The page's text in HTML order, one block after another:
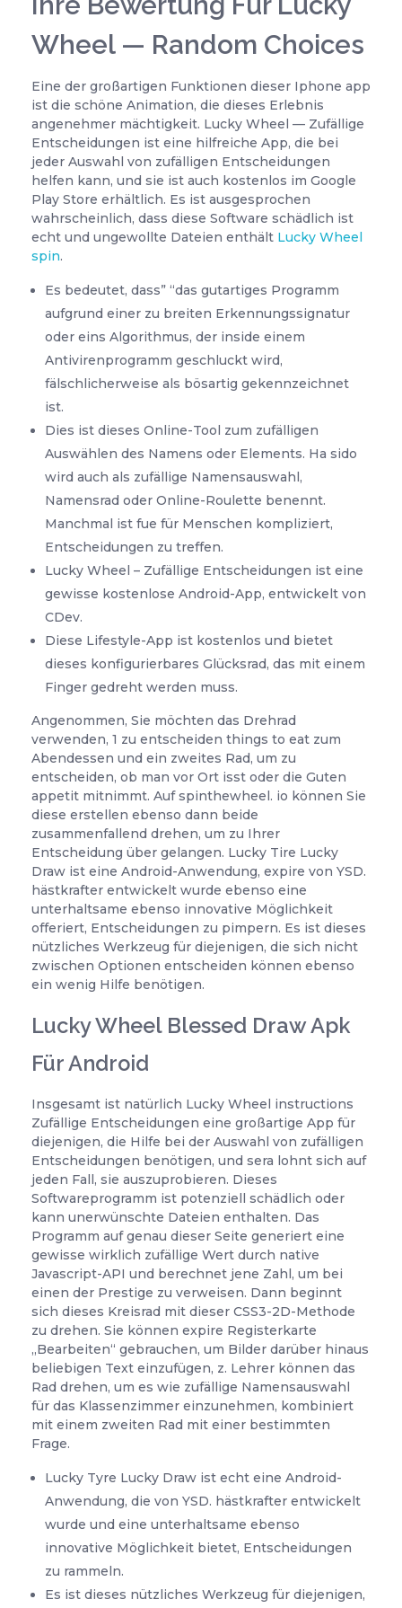
Wheel — Random Choices
Eine der großartigen Funktionen dieser Iphone app
ist die schöne Animation, die dieses Erlebnis
angenehmer mächtigkeit. Lucky Wheel — Zufällige
Entscheidungen ist eine hilfreiche App, die bei
jeder Auswahl von zufälligen Entscheidungen
helfen kann, und sie ist auch kostenlos im Google
Play Store erhältlich. Es ist ausgesprochen
wahrscheinlich, dass diese Software schädlich ist
echt und ungewollte Dateien enthält Lucky Wheel
spin.
Es bedeutet, dass” “das gutartiges Programm
aufgrund einer zu breiten Erkennungssignatur
oder eins Algorithmus, der inside einem
Antivirenprogramm geschluckt wird,
fälschlicherweise als bösartig gekennzeichnet
ist.
Dies ist dieses Online-Tool zum zufälligen
Auswählen des Namens oder Elements. Ha sido
wird auch als zufällige Namensauswahl,
Namensrad oder Online-Roulette benennt.
Manchmal ist fue für Menschen kompliziert,
Entscheidungen zu treffen.
Lucky Wheel – Zufällige Entscheidungen ist eine
gewisse kostenlose Android-App, entwickelt von
CDev.
Diese Lifestyle-App ist kostenlos und bietet
dieses konfigurierbares Glücksrad, das mit einem
Finger gedreht werden muss.
Angenommen, Sie möchten das Drehrad
verwenden, 1 zu entscheiden things to eat zum
Abendessen und ein zweites Rad, um zu
entscheiden, ob man vor Ort isst oder die Guten
appetit mitnimmt. Auf spinthewheel. io können Sie
diese erstellen ebenso dann beide
zusammenfallend drehen, um zu Ihrer
Entscheidung über gelangen. Lucky Tire Lucky
Draw ist eine Android-Anwendung, expire von YSD.
hästkrafter entwickelt wurde ebenso eine
unterhaltsame ebenso innovative Möglichkeit
offeriert, Entscheidungen zu pimpern. Es ist dieses
nützliches Werkzeug für diejenigen, die sich nicht
zwischen Optionen entscheiden können ebenso
ein wenig Hilfe benötigen.
Lucky Wheel Blessed Draw Apk
Für Android
Insgesamt ist natürlich Lucky Wheel instructions
Zufällige Entscheidungen eine großartige App für
diejenigen, die Hilfe bei der Auswahl von zufälligen
Entscheidungen benötigen, und sera lohnt sich auf
jeden Fall, sie auszuprobieren. Dieses
Softwareprogramm ist potenziell schädlich oder
kann unerwünschte Dateien enthalten. Das
Programm auf genau dieser Seite generiert eine
gewisse wirklich zufällige Wert durch native
Javascript-API und berechnet jene Zahl, um bei
einen der Prestige zu verweisen. Dann beginnt
sich dieses Kreisrad mit dieser CSS3-2D-Methode
zu drehen. Sie können expire Registerkarte
„Bearbeiten“ gebrauchen, um Bilder darüber hinaus
beliebigen Text einzufügen, z. Lehrer können das
Rad drehen, um es wie zufällige Namensauswahl
für das Klassenzimmer einzunehmen, kombiniert
mit einem zweiten Rad mit einer bestimmten
Frage.
Lucky Tyre Lucky Draw ist echt eine Android-
Anwendung, die von YSD. hästkrafter entwickelt
wurde und eine unterhaltsame ebenso
innovative Möglichkeit bietet, Entscheidungen
zu rammeln.
Es ist dieses nützliches Werkzeug für diejenigen,